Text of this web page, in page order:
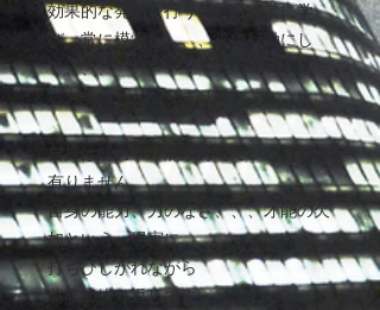
効果的な発信を行う為、、、常に学
び、常に模索し、、、常に行動にし
て、、、
尽力するしかありません。
自身は能力や才能が秀でている訳でも
有りません。
自身の能力、力のなさ、、、才能の欠
如という、現実に
打ちひしがれながら
葛藤の繰り返しです。